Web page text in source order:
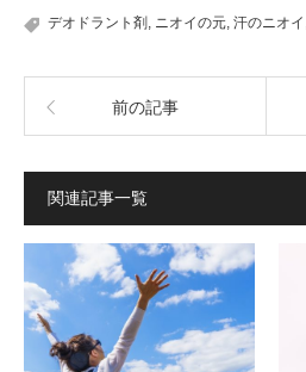
デオドラント剤 , ニオイの元, 汗のニオイ
前の記事
関連記事一覧